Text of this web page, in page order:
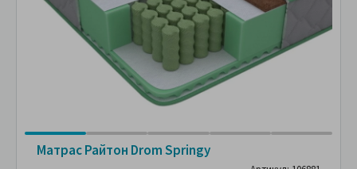
Матрас Райтон Drom Springy